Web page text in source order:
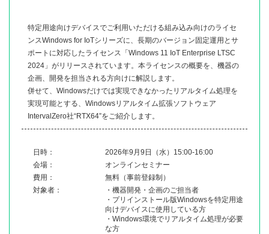
特定用途向けデバイスでご利用いただける組み込み向けのライセ
ンスWindows for IoTシリーズに、長期のバージョン固定運用とサ
ポートに対応したライセンス「Windows 11 IoT Enterprise LTSC
2024」がリリースされています。本ライセンスの概要を、機器の
企画、開発を担当される方向けに解説します。
併せて、Windowsだけでは実現できなかったリアルタイム処理を
実現可能とする、Windowsリアルタイム拡張ソフトウェア
IntervalZero社“RTX64”をご紹介します。
日時：
2026年9月9日（水）15:00-16:00
会場：
オンラインセミナー
費用：
無料（事前登録制）
対象者：
・機器開発・企画のご担当者
・プリインストール版Windowsを特定用途
向けデバイスに使用している方
・Windows環境でリアルタイム処理が必要
な方